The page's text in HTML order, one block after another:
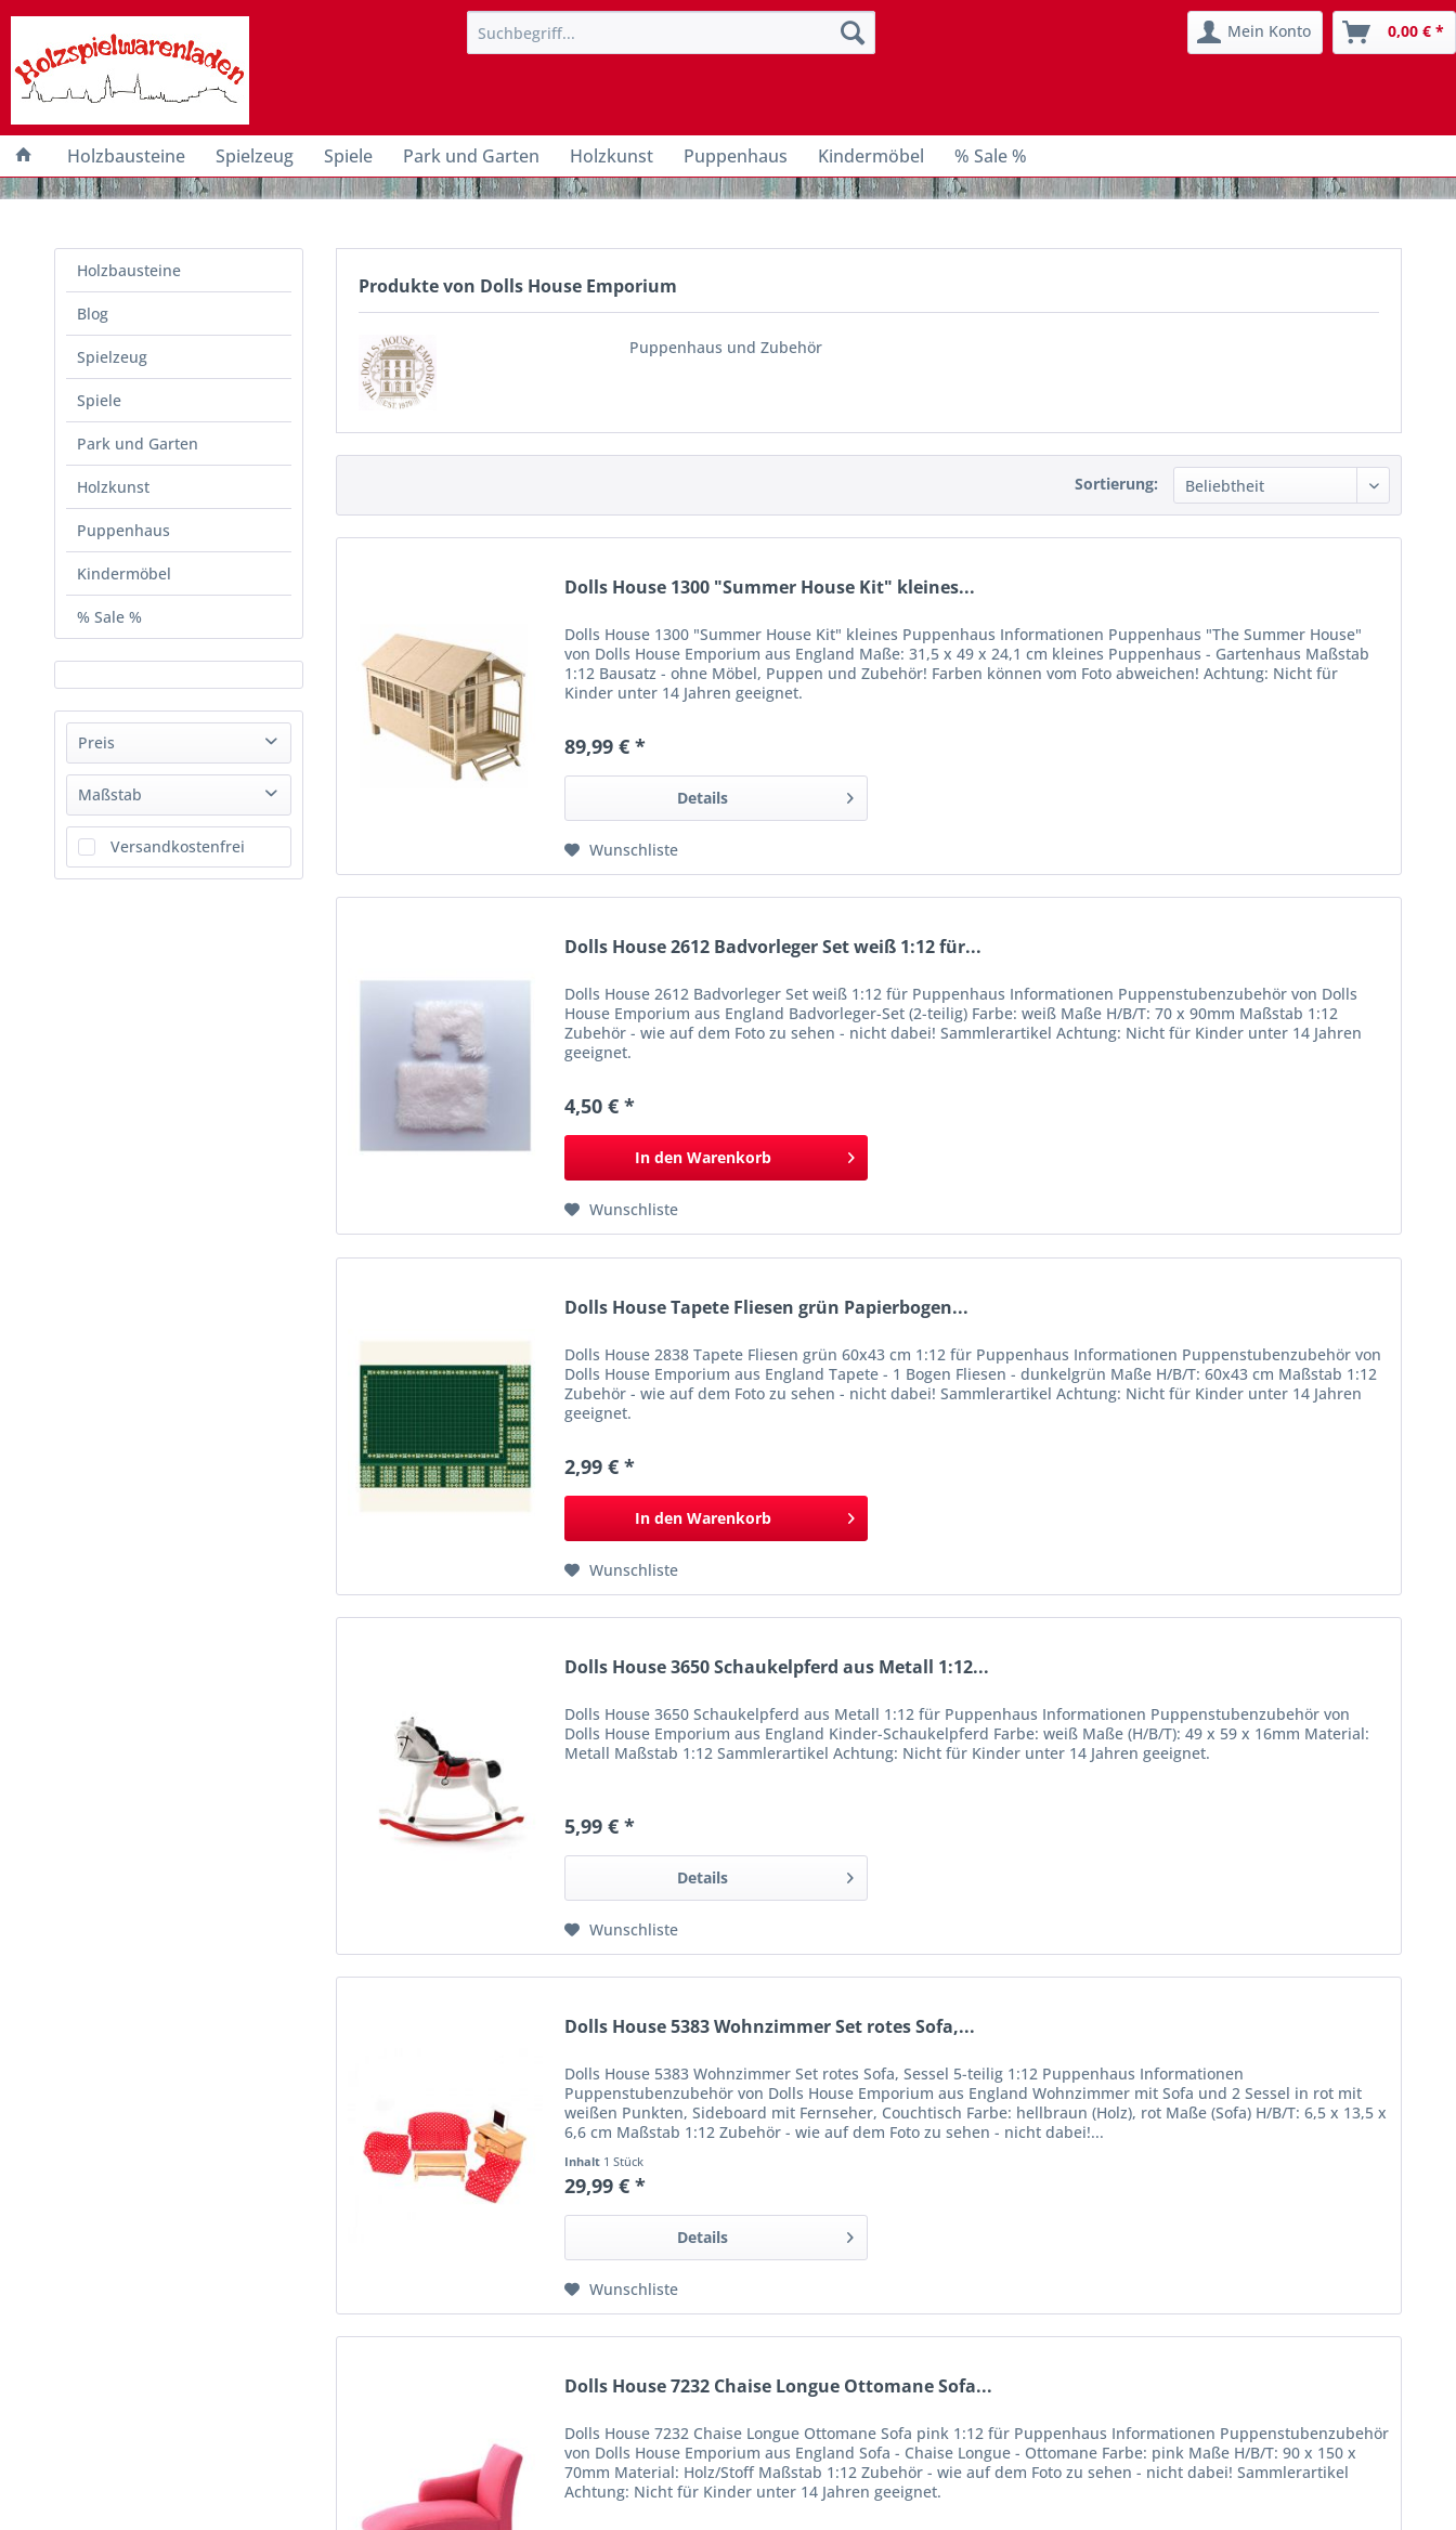
Mein Konto 0,00 € *
Holzbausteine Spielzeug Spiele Park und Garten Holzkunst Puppenhaus Kindermöbel % Sale %
Holzbausteine
Blog
Spielzeug
Spiele
Park und Garten
Holzkunst
Puppenhaus
Kindermöbel
% Sale %
Preis
von1,00 €bis89,99 €
Maßstab
1:12
Versandkostenfrei
Produkte von Dolls House Emporium
Puppenhaus und Zubehör
Sortierung:
Dolls House 1300 "Summer House Kit" kleines...
Dolls House 1300 "Summer House Kit" kleines Puppenhaus Informationen Puppenhaus "The Summer House"
von Dolls House Emporium aus England Maße: 31,5 x 49 x 24,1 cm kleines Puppenhaus - Gartenhaus Maßstab
1:12 Bausatz - ohne Möbel, Puppen und Zubehör! Farben können vom Foto abweichen! Achtung: Nicht für
Kinder unter 14 Jahren geeignet.
89,99 € *
Details
Wunschliste
Dolls House 2612 Badvorleger Set weiß 1:12 für...
Dolls House 2612 Badvorleger Set weiß 1:12 für Puppenhaus Informationen Puppenstubenzubehör von Dolls
House Emporium aus England Badvorleger-Set (2-teilig) Farbe: weiß Maße H/B/T: 70 x 90mm Maßstab 1:12
Zubehör - wie auf dem Foto zu sehen - nicht dabei! Sammlerartikel Achtung: Nicht für Kinder unter 14 Jahren
geeignet.
4,50 € *
In den Warenkorb
Wunschliste
Dolls House Tapete Fliesen grün Papierbogen...
Dolls House 2838 Tapete Fliesen grün 60x43 cm 1:12 für Puppenhaus Informationen Puppenstubenzubehör von
Dolls House Emporium aus England Tapete - 1 Bogen Fliesen - dunkelgrün Maße H/B/T: 60x43 cm Maßstab 1:12
Zubehör - wie auf dem Foto zu sehen - nicht dabei! Sammlerartikel Achtung: Nicht für Kinder unter 14 Jahren
geeignet.
2,99 € *
In den Warenkorb
Wunschliste
Dolls House 3650 Schaukelpferd aus Metall 1:12...
Dolls House 3650 Schaukelpferd aus Metall 1:12 für Puppenhaus Informationen Puppenstubenzubehör von
Dolls House Emporium aus England Kinder-Schaukelpferd Farbe: weiß Maße (H/B/T): 49 x 59 x 16mm Material:
Metall Maßstab 1:12 Sammlerartikel Achtung: Nicht für Kinder unter 14 Jahren geeignet.
5,99 € *
Details
Wunschliste
Dolls House 5383 Wohnzimmer Set rotes Sofa,...
Dolls House 5383 Wohnzimmer Set rotes Sofa, Sessel 5-teilig 1:12 Puppenhaus Informationen
Puppenstubenzubehör von Dolls House Emporium aus England Wohnzimmer mit Sofa und 2 Sessel in rot mit
weißen Punkten, Sideboard mit Fernseher, Couchtisch Farbe: hellbraun (Holz), rot Maße (Sofa) H/B/T: 6,5 x 13,5 x
6,6 cm Maßstab 1:12 Zubehör - wie auf dem Foto zu sehen - nicht dabei!...
Inhalt 1 Stück
29,99 € *
Details
Wunschliste
Dolls House 7232 Chaise Longue Ottomane Sofa...
Dolls House 7232 Chaise Longue Ottomane Sofa pink 1:12 für Puppenhaus Informationen Puppenstubenzubehör
von Dolls House Emporium aus England Sofa - Chaise Longue - Ottomane Farbe: pink Maße H/B/T: 90 x 150 x
70mm Material: Holz/Stoff Maßstab 1:12 Zubehör - wie auf dem Foto zu sehen - nicht dabei! Sammlerartikel
Achtung: Nicht für Kinder unter 14 Jahren geeignet.